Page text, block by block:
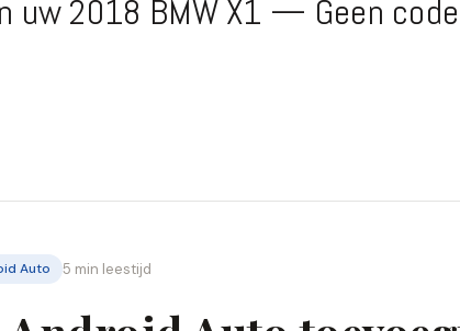
uw 2018 BMW X1 — Geen
Auto 5 min leestijd